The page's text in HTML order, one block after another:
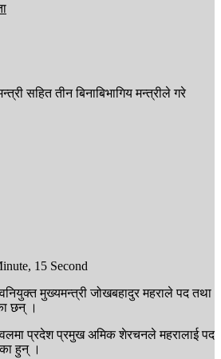
15 Second
मुख्यमन्त्री जोखबहादुर महराले पद तथा
छन् ।
प्रदेश प्रमुख अमिक शेरचनले महरालाई पद
हुन् ।